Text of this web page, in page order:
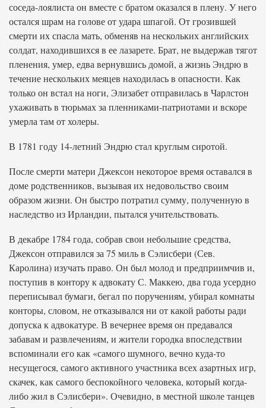
соседа-лоялиста он вместе с братом оказался в плену. У него
остался шрам на голове от удара шпагой. От грозившей
смерти их спасла мать, обменяв на нескольких английских
солдат, находившихся в ее лазарете. Брат, не выдержав тягот
пленения, умер, едва вернувшись домой, а жизнь Эндрю в
течение нескольких меяцев находилась в опасности. Как
только он встал на ноги, Элизабет отправилась в Чарлстон
ухаживать в тюрьмах за пленниками-патриотами и вскоре
умерла там от холеры.
В 1781 году 14-летний Эндрю стал круглым сиротой.
После смерти матери Джексон некоторое время оставался в
доме родственников, вызывая их недовольство своим
образом жизни. Он быстро потратил сумму, полученную в
наследство из Ирландии, пытался учительствовать.
В декабре 1784 года, собрав свои небольшие средства,
Джексон отправился за 75 миль в Сэлисбери (Сев.
Каролина) изучать право. Он был молод и предприимчив и,
поступив в контору к адвокату С. Маккею, два года усердно
переписывал бумаги, бегал по поручениям, убирал комнаты
конторы, словом, не отказывался ни от какой работы ради
допуска к адвокатуре. В вечернее время он предавался
забавам и развлечениям, и жители городка впоследствии
вспоминали его как «самого шумного, вечно куда-то
несущегося, самого активного участника всех азартных игр,
скачек, как самого беспокойного человека, который когда-
либо жил в Сэлисбери». Очевидно, в местной школе танцев